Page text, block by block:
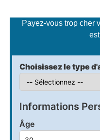
Payez-vous trop cher
Choisissez le type
Informations
Âge